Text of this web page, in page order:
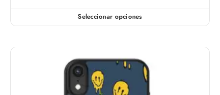
n
e
l
i
e
a
r
a
n
e
s
Seleccionar opciones
E
o